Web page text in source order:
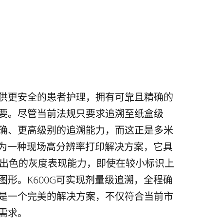
更安全的患者护理，拥有可靠且精确的
。尽管当前法规只要求追溯至纸盒级
、更高级别的追溯能力，而这正是多米
一种现场高分辨率打印解决方案，它具
色的灰度表现能力，即使在较小标识上
形。K600G可实现剂量级追溯，全程确
一个完美的解决方案，不仅符合当前市
。